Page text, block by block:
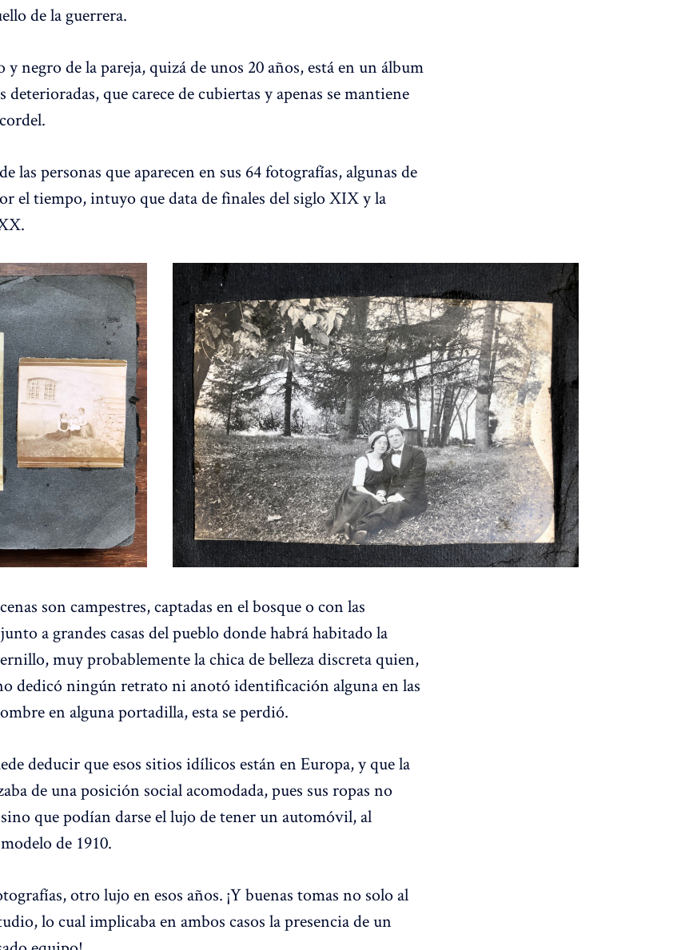
de la guerrera.
y negro de la pareja, quizá de unos 20 años, está en un álbum
deterioradas, que carece de cubiertas y apenas se mantiene
las personas que aparecen en sus 64 fotografías, algunas de
el tiempo, intuyo que data de finales del siglo XIX y la
son campestres, captadas en el bosque o con las
a grandes casas del pueblo donde habrá habitado la
muy probablemente la chica de belleza discreta quien,
dedicó ningún retrato ni anotó identificación alguna en las
en alguna portadilla, esta se perdió.
deducir que esos sitios idílicos están en Europa, y que la
de una posición social acomodada, pues sus ropas no
que podían darse el lujo de tener un automóvil, al
de 1910.
otro lujo en esos años. ¡Y buenas tomas no solo al
lo cual implicaba en ambos casos la presencia de un